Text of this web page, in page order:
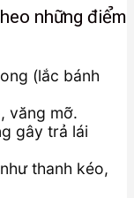
những điểm
(lắc bánh
văng mỡ.
gây trả lái
thanh kéo,